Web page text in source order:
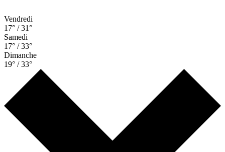
Vendredi
17° / 31°
Samedi
17° / 33°
Dimanche
19° / 33°